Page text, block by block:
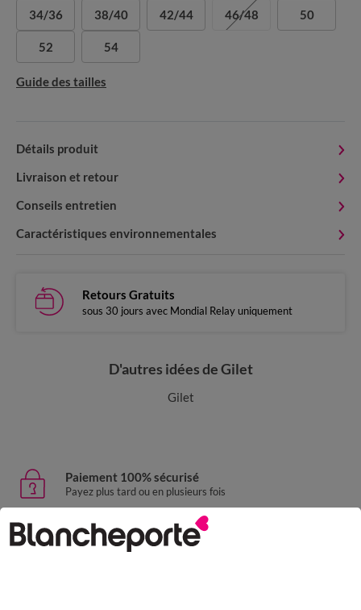
34/36 38/40 42/44 46/48 50
52 54
Guide des tailles
Détails produit
Livraison et retour
Conseils entretien
Caractéristiques environnementales
Retours Gratuits
sous 30 jours avec Mondial Relay uniquement
D'autres idées de Gilet
Gilet
Paiement 100% sécurisé
Payez plus tard ou en plusieurs fois
Livraison express
domicile, relais, consignes automatiques